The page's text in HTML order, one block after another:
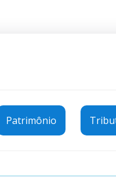
Patrimônio